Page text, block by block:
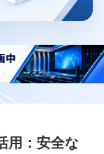
用：安全な